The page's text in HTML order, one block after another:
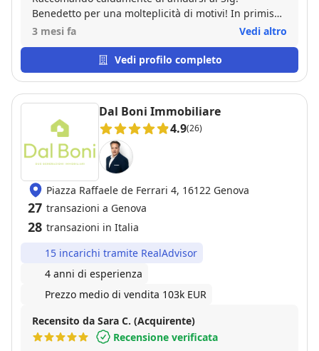
Benedetto per una molteplicità di motivi! In primis
per la serietà...poi a cascata tutto il resto! Dandosi da
pochi mesi...unico nel suo campo! Mi piace elogiare
le persone che si distinguono nel loro
Complimenti davvero di cuore! Alla prossima
occasione
3 mesi fa Vedi altro
Vedi profilo completo
Dal Boni Immobiliare
4.9(26)
Piazza Raffaele de Ferrari 4, 16122 Genova
27 transazioni a Genova
28 transazioni in Italia
15 incarichi tramite RealAdvisor
4 anni di esperienza
Prezzo medio di vendita 103k EUR
Recensito da Sara C. (Acquirente)
Recensione verificata